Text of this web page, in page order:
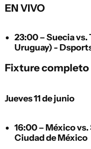
EN VIVO
23:00 – Suecia vs.
Uruguay) -
Fixture
Jueves 11 de junio
16:00 – Méxicovs.
Ciudad de México